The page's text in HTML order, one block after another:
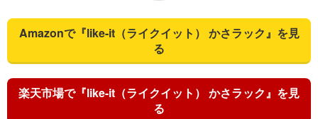
Amazonで『like-it（ライクイット） かさラック』を見
る
楽天市場で『like-it（ライクイット） かさラック』を見
る